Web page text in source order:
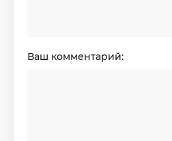
Ваш комментарий: